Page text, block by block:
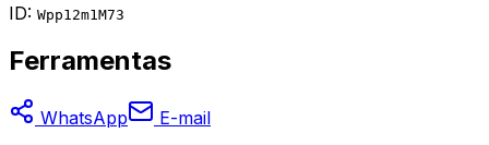
ID: Wpp12m1M73
Ferramentas
WhatsApp
E-mail